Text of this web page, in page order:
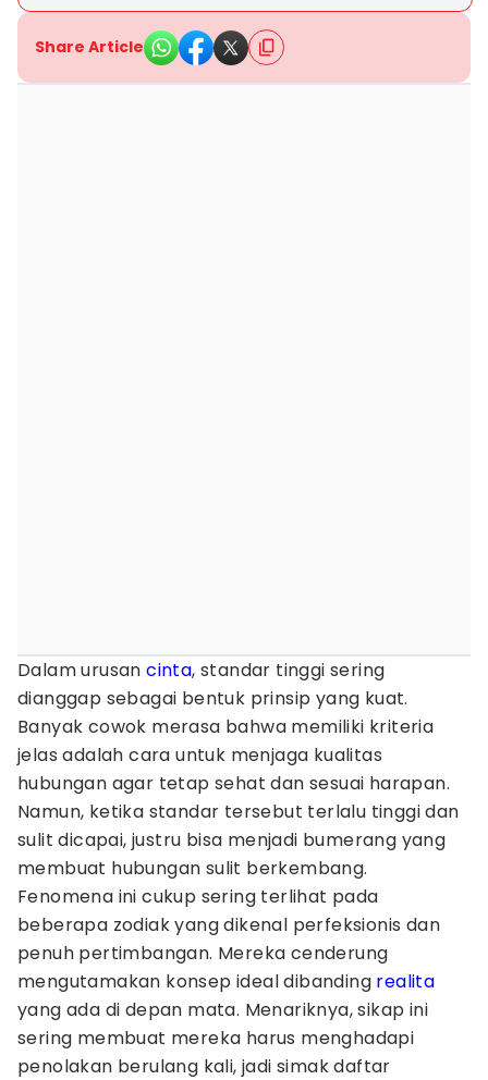
Share Article
Dalam urusancinta, standar tinggi sering
dianggap sebagai bentuk prinsip yang kuat.
Banyak cowok merasa bahwa memiliki kriteria
jelas adalah cara untuk menjaga kualitas
hubungan agar tetap sehat dan sesuai harapan.
Namun, ketika standar tersebut terlalu tinggi dan
sulit dicapai, justru bisa menjadi bumerang yang
membuat hubungan sulit berkembang.
Fenomena ini cukup sering terlihat pada
beberapa zodiak yang dikenal perfeksionis dan
penuh pertimbangan. Mereka cenderung
mengutamakan konsep ideal dibanding realita
yang ada di depan mata. Menariknya, sikap ini
sering membuat mereka harus menghadapi
penolakan berulang kali, jadi simak daftar